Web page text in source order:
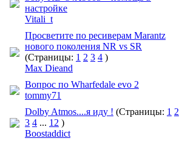
настройке
Vitali_t
Просветите по ресиверам Marantz
нового поколения NR vs SR
(Страницы: 1 2 3 4 )
Max Dieand
Вопрос по Wharfedale evo 2
tommy71
Dolby Atmos....я иду ! (Страницы: 1 2
3 4 ... 12 )
Boostaddict